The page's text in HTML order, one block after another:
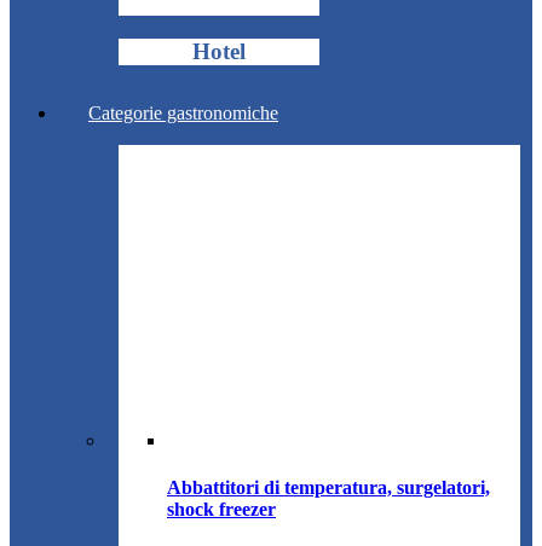
Hotel
Categorie gastronomiche
Abbattitori di temperatura, surgelatori,
shock freezer